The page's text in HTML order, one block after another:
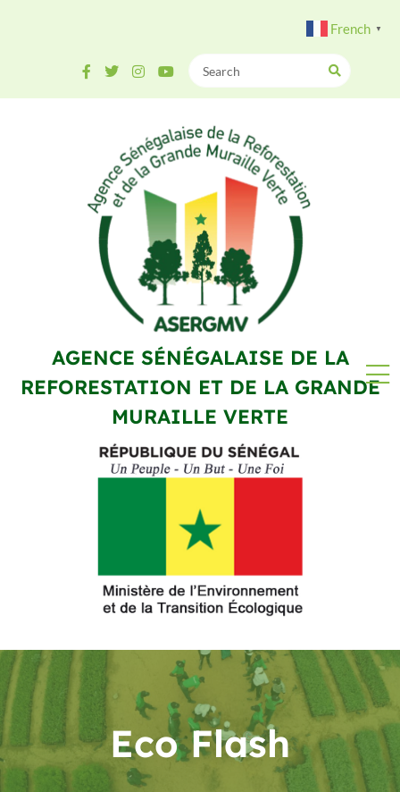
AGENCE SÉNÉGALAISE DE LA
REFORESTATION ET DE LA GRANDE
MURAILLE VERTE
Eco Flash
French ▼